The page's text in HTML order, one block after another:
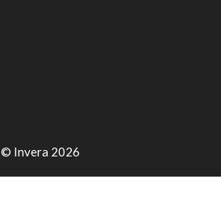
© Invera 2026